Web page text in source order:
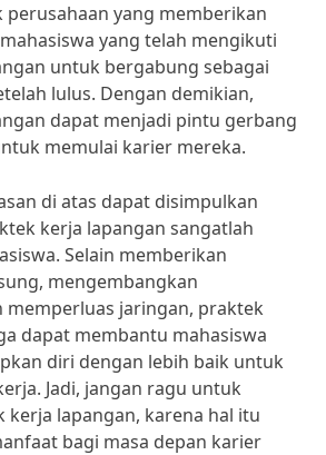
perusahaan yang memberikan
yang telah mengikuti
untuk bergabung sebagai
lulus. Dengan demikian,
dapat menjadi pintu gerbang
memulai karier mereka.
di atas dapat disimpulkan
kerja lapangan sangatlah
Selain memberikan
mengembangkan
memperluas jaringan, praktek
dapat membantu mahasiswa
diri dengan lebih baik untuk
Jadi, jangan ragu untuk
lapangan, karena hal itu
bagi masa depan karier